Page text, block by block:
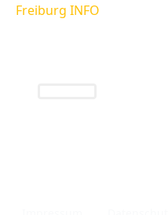
Freiburg INFO